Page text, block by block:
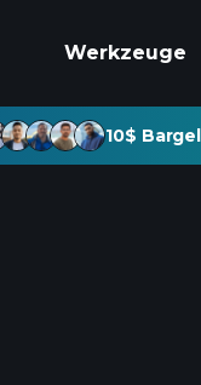
Werkzeuge
10$